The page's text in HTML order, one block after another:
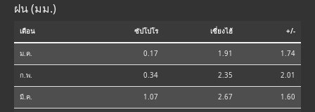
ฝน (มม.)
เดือน ซัปโปโร เซี่ยงไฮ้ +/-
ม.ค. 0.17 1.91 1.74
ก.พ. 0.34 2.35 2.01
มี.ค. 1.07 2.67 1.60